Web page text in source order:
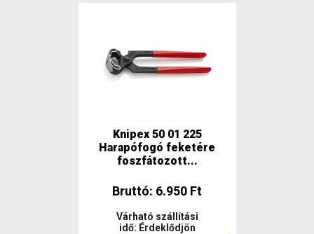
Knipex 50 01 225
Harapófogó feketére
foszfátozott...
Bruttó: 6.950 Ft
Várható szállítási
idő: Érdeklődjön